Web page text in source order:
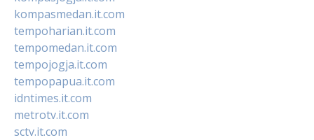
kompasmedan.it.com
tempoharian.it.com
tempomedan.it.com
tempojogja.it.com
tempopapua.it.com
idntimes.it.com
metrotv.it.com
sctv.it.com